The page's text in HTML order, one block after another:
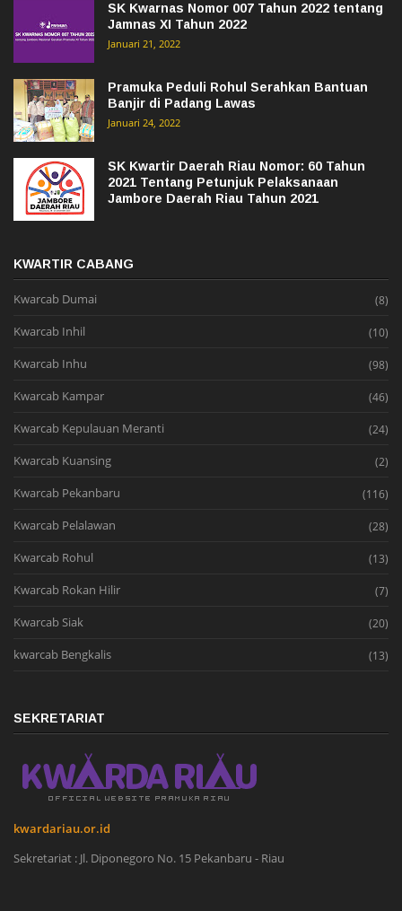
SK Kwarnas Nomor 007 Tahun 2022 tentang
Jamnas XI Tahun 2022
Januari 21, 2022
Pramuka Peduli Rohul Serahkan Bantuan
Banjir di Padang Lawas
Januari 24, 2022
SK Kwartir Daerah Riau Nomor: 60 Tahun
2021 Tentang Petunjuk Pelaksanaan
Jambore Daerah Riau Tahun 2021
KWARTIR CABANG
Kwarcab Dumai (8)
Kwarcab Inhil (10)
Kwarcab Inhu (98)
Kwarcab Kampar (46)
Kwarcab Kepulauan Meranti (24)
Kwarcab Kuansing (2)
Kwarcab Pekanbaru (116)
Kwarcab Pelalawan (28)
Kwarcab Rohul (13)
Kwarcab Rokan Hilir (7)
Kwarcab Siak (20)
kwarcab Bengkalis (13)
SEKRETARIAT
kwardariau.or.id
Sekretariat : Jl. Diponegoro No. 15 Pekanbaru - Riau